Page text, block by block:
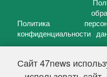
Сайт 47news
Политика
конфиденциальности